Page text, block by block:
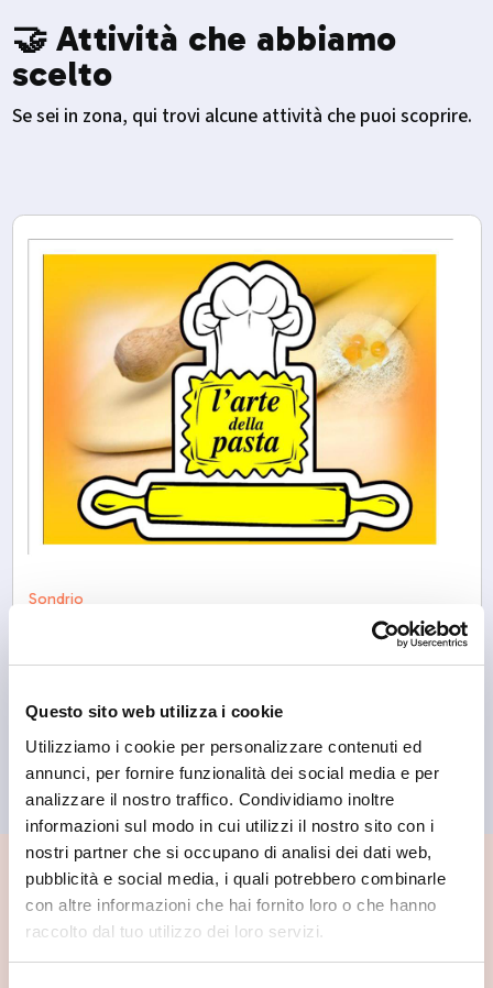
Questo sito web utilizza i cookie
Utilizziamo i cookie per personalizzare contenuti ed
annunci, per fornire funzionalità dei social media e per
analizzare il nostro traffico. Condividiamo inoltre
informazioni sul modo in cui utilizzi il nostro sito con i
nostri partner che si occupano di analisi dei dati web,
pubblicità e social media, i quali potrebbero combinarle
con altre informazioni che hai fornito loro o che hanno
raccolto dal tuo utilizzo dei loro servizi.
🤝 Attività che abbiamo
scelto
Se sei in zona, qui trovi alcune attività che puoi scoprire.
Sondrio
📍 Cosa vedere nei dintorni
Se vuoi scoprire di più su questa zona, qui trovi altri
spunti utili.